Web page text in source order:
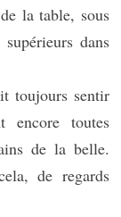
la table, sous
dans
sentir
encore toutes
de la belle.
de regards